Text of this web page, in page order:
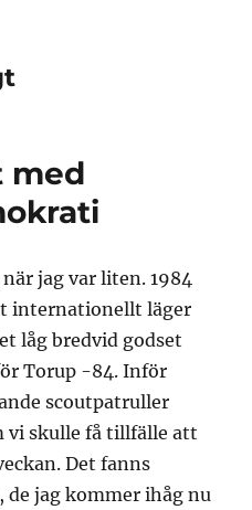
med
jag var liten. 1984
internationellt läger
låg bredvid godset
Torup -84. Inför
scoutpatruller
vi skulle få tillfälle att
Det fanns
de jag kommer ihåg nu